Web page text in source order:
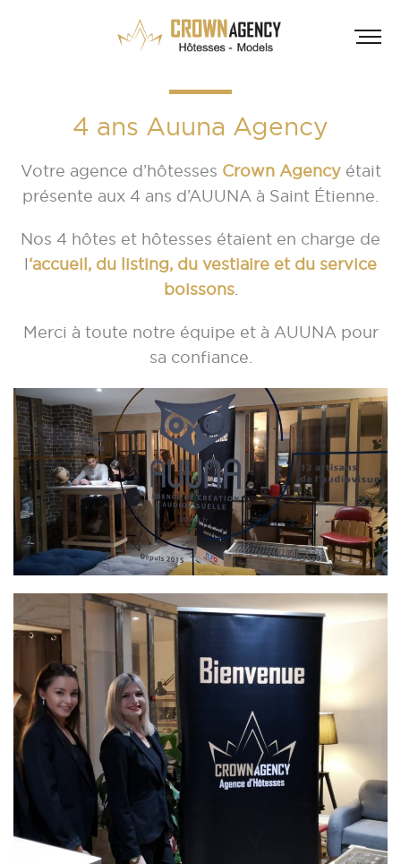
4 ans Auuna Agency
Votre agence d’hôtesses Crown Agencyétait
présente aux 4 ans d’AUUNA à Saint Étienne.
Nos 4 hôtes et hôtesses étaient en charge de
l‘accueil, du listing, du vestiaire et du service
boissons.
Merci à toute notre équipe et à AUUNA pour
sa confiance.